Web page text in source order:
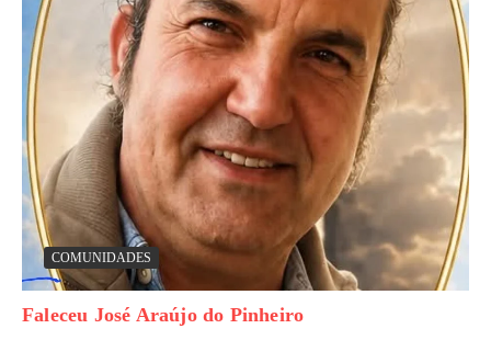
COMUNIDADES
Faleceu José Araújo do Pinheiro